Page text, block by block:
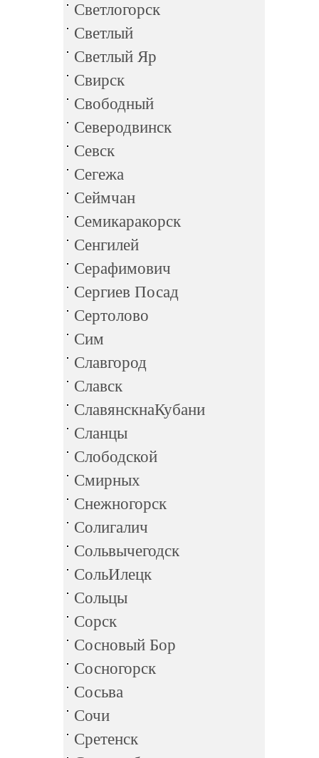
Светлогорск
Светлый
Светлый Яр
Свирск
Свободный
Северодвинск
Севск
Сегежа
Сеймчан
Семикаракорск
Сенгилей
Серафимович
Сергиев Посад
Сертолово
Сим
Славгород
Славск
СлавянскнаКубани
Сланцы
Слободской
Смирных
Снежногорск
Солигалич
Сольвычегодск
СольИлецк
Сольцы
Сорск
Сосновый Бор
Сосногорск
Сосьва
Сочи
Сретенск